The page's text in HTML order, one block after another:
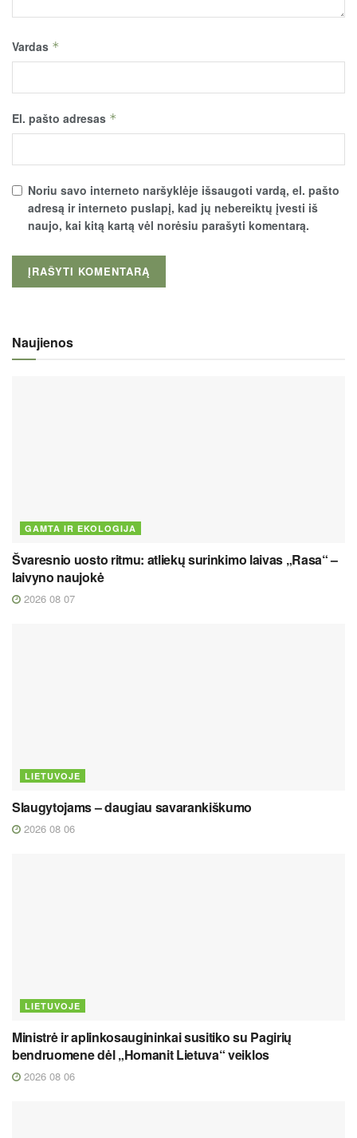
Vardas *
El. pašto adresas *
Noriu savo interneto naršyklėje išsaugoti vardą, el. pašto
adresą ir interneto puslapį, kad jų nebereiktų įvesti iš
naujo, kai kitą kartą vėl norėsiu parašyti komentarą.
Naujienos
GAMTA IR EKOLOGIJA
Švaresnio uosto ritmu: atliekų surinkimo laivas „Rasa“ –
laivyno naujokė
2026 08 07
LIETUVOJE
Slaugytojams – daugiau savarankiškumo
2026 08 06
LIETUVOJE
Ministrė ir aplinkosaugininkai susitiko su Pagirių
bendruomene dėl „Homanit Lietuva“ veiklos
2026 08 06